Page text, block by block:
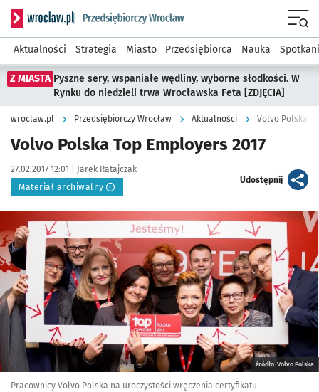
Serwis informacyjny wroclaw.pl podserwis: Strategia
Aktualności Strategia Miasto Przedsiębiorca Nauka
Z MIASTA Pyszne sery, wspaniałe wędliny, wyborne słodkości. W
Rynku do niedzieli trwa Wrocławska Feta [ZDJĘCIA]
wroclaw.pl Przedsiębiorczy Wrocław Aktualności Volvo Polska
Volvo Polska Top Employers 2017
Data publikacji:
27.02.2017 12:01 | Autor:
Jarek Ratajczak
Materiał archiwalny
Udostępnijartykuł
Kliknij, aby powiększyć
źródło: Volvo Polska
Pracownicy Volvo Polska na uroczystości wręczenia certyfikatu